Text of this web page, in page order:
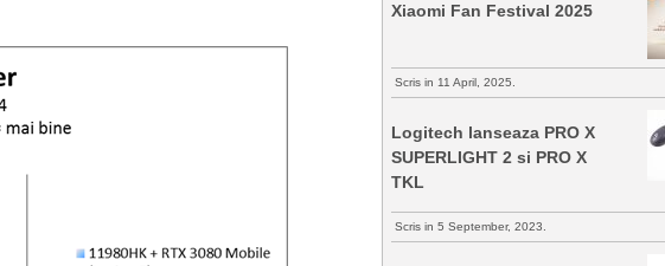
Xiaomi Fan Festival 2025
Scris in 11 April, 2025.
Logitech lanseaza PRO X
SUPERLIGHT 2 si PRO X
TKL
Scris in 5 September, 2023.